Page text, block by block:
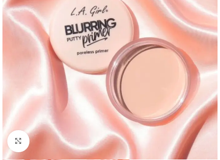
Click to enlarge